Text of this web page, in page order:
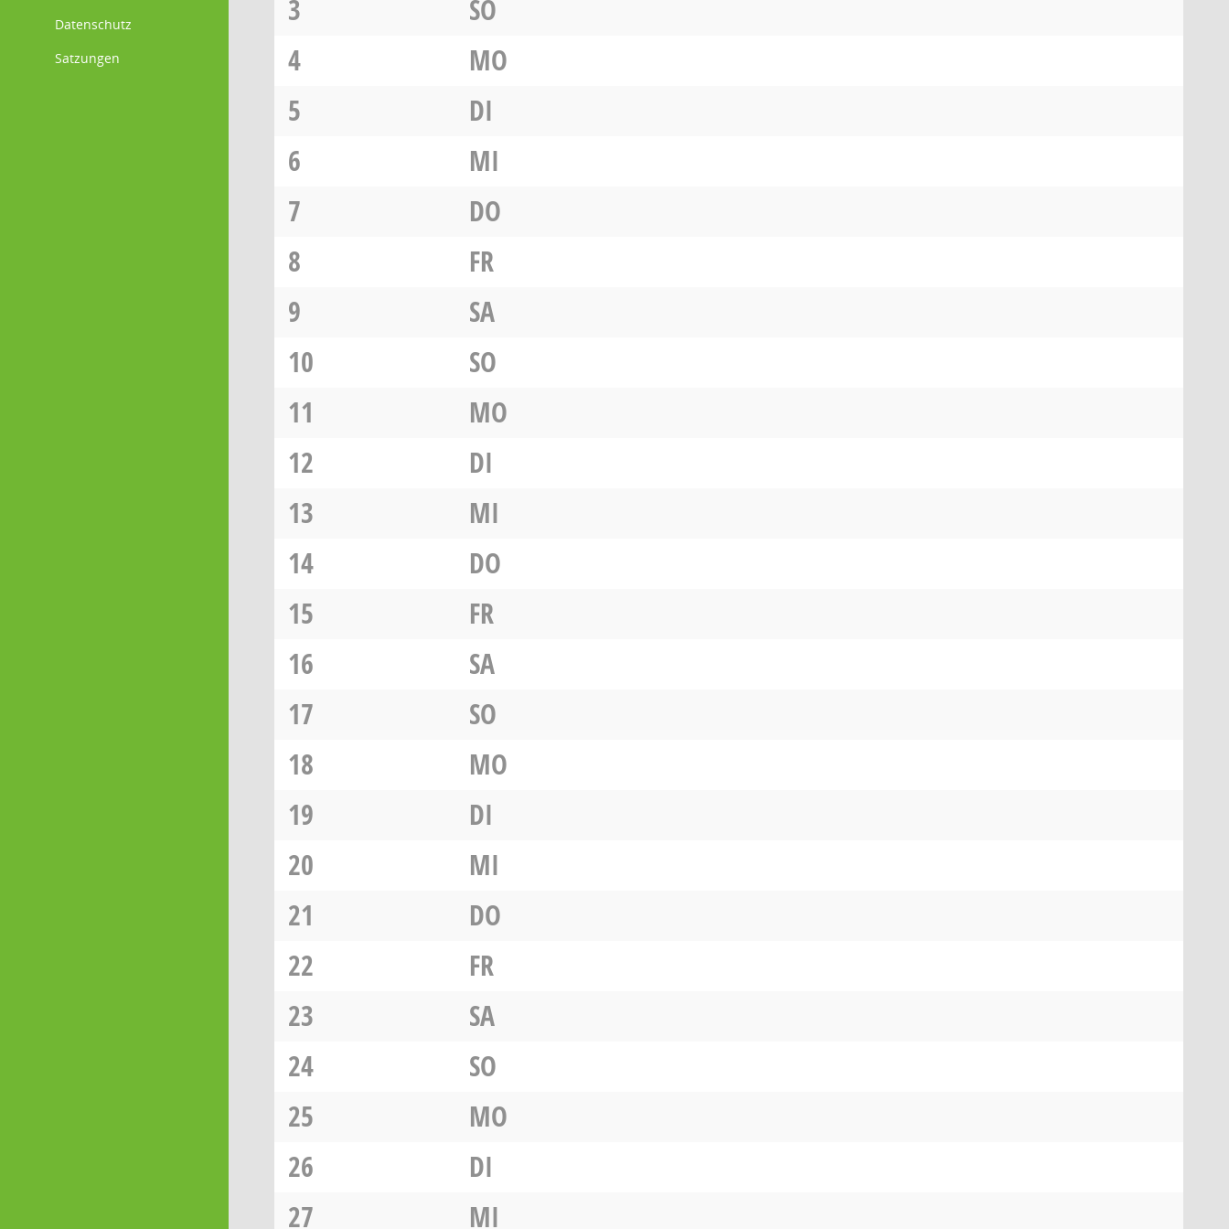
Datenschutz
Satzungen
3
SO
4
MO
5
DI
6
MI
7
DO
8
FR
9
SA
10
SO
11
MO
12
DI
13
MI
14
DO
15
FR
16
SA
17
SO
18
MO
19
DI
20
MI
21
DO
22
FR
23
SA
24
SO
25
MO
26
DI
27
MI